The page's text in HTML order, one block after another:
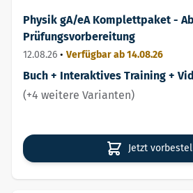
Physik gA/eA Komplettpaket -
Prüfungsvorbereitung
12.08.26 • Verfügbar ab 14.08.26
Buch + Interaktives Training +
(+4 weitere Varianten)
Jetzt